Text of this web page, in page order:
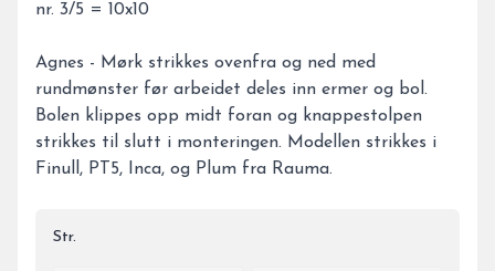
nr. 3/5 = 10x10
Agnes - Mørk strikkes ovenfra og ned med
rundmønster før arbeidet deles inn ermer og bol.
Bolen klippes opp midt foran og knappestolpen
strikkes til slutt i monteringen. Modellen strikkes i
Finull, PT5, Inca, og Plum fra Rauma.
Str.